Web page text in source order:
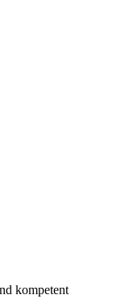
kompetent